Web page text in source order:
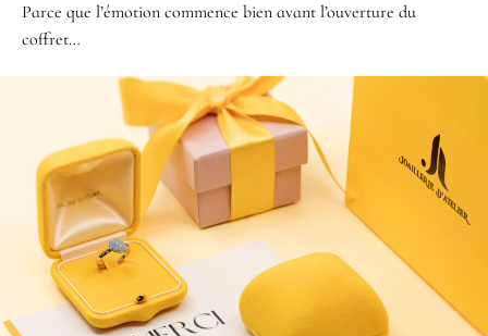
Parce que l’émotion commence bien avant l’ouverture du
coffret…